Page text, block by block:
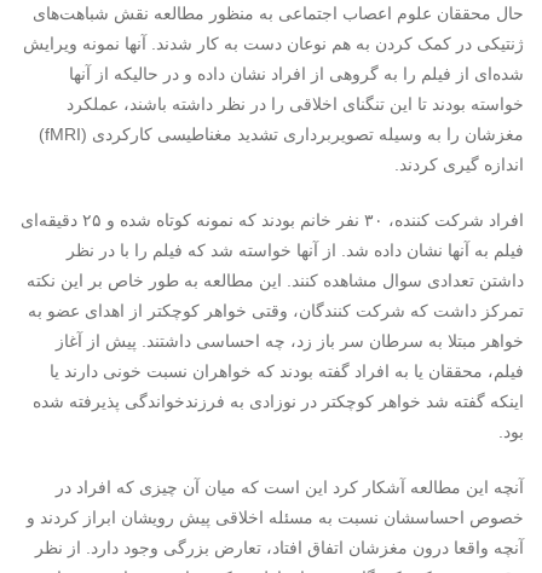
حال محققان علوم اعصاب اجتماعی به منظور مطالعه نقش شباهت‌های
ژنتیکی در کمک کردن به هم نوعان دست به کار شدند. آنها نمونه ویرایش
شده‌ای از فیلم را به گروهی از افراد نشان داده و در حالیکه از آنها
خواسته بودند تا این تنگنای اخلاقی را در نظر داشته باشند، عملکرد
مغزشان را به وسیله تصویربرداری تشدید مغناطیسی کارکردی (fMRI)
اندازه گیری کردند.
افراد شرکت کننده، ۳۰ نفر خانم بودند که نمونه کوتاه شده و ۲۵ دقیقه‌ای
فیلم به آنها نشان داده شد. از آنها خواسته شد که فیلم را با در نظر
داشتن تعدادی سوال مشاهده کنند. این مطالعه به طور خاص بر این نکته
تمرکز داشت که شرکت کنندگان، وقتی خواهر کوچکتر از اهدای عضو به
خواهر مبتلا به سرطان سر باز زد، چه احساسی داشتند. پیش از آغاز
فیلم، محققان یا به افراد گفته بودند که خواهران نسبت خونی دارند یا
اینکه گفته شد خواهر کوچکتر در نوزادی به فرزندخواندگی پذیرفته شده
بود.
آنچه این مطالعه آشکار کرد این است که میان آن چیزی که افراد در
خصوص احساسشان نسبت به مسئله اخلاقی پیش رویشان ابراز کردند و
آنچه واقعا درون مغزشان اتفاق افتاد، تعارض بزرگی وجود دارد. از نظر